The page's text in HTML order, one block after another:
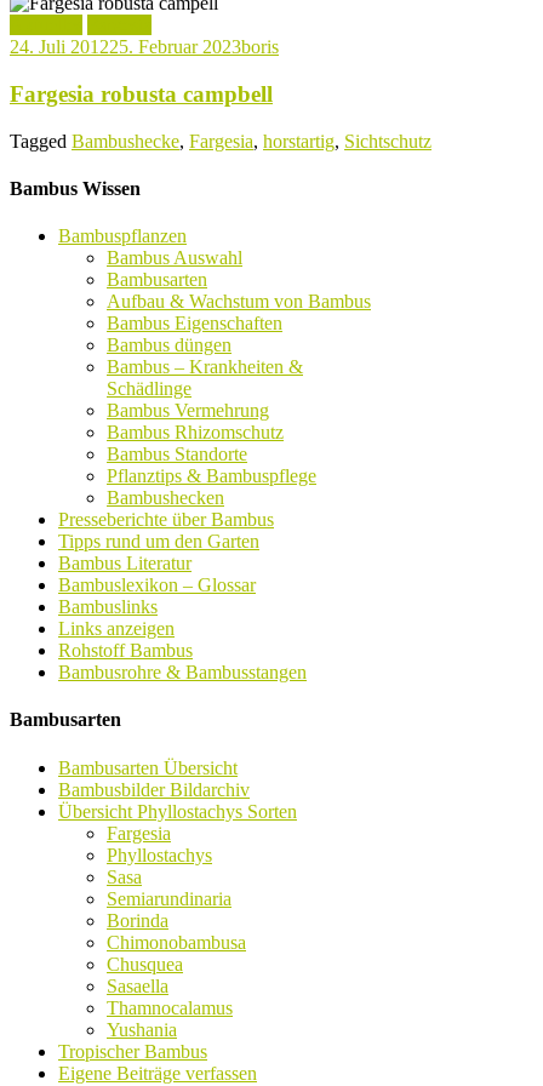
24. Juli 201225. Februar 2023boris
Fargesia robusta campbell
Tagged Bambushecke, Fargesia, horstartig, Sichtschutz
Bambus Wissen
Bambuspflanzen
Bambus Auswahl
Bambusarten
Aufbau & Wachstum von Bambus
Bambus Eigenschaften
Bambus düngen
Bambus – Krankheiten &
Schädlinge
Bambus Vermehrung
Bambus Rhizomschutz
Bambus Standorte
Pflanztips & Bambuspflege
Bambushecken
Presseberichte über Bambus
Tipps rund um den Garten
Bambus Literatur
Bambuslexikon – Glossar
Bambuslinks
Links anzeigen
Rohstoff Bambus
Bambusrohre & Bambusstangen
Bambusarten
Bambusarten Übersicht
Bambusbilder Bildarchiv
Übersicht Phyllostachys Sorten
Fargesia
Phyllostachys
Sasa
Semiarundinaria
Borinda
Chimonobambusa
Chusquea
Sasaella
Thamnocalamus
Yushania
Tropischer Bambus
Eigene Beiträge verfassen